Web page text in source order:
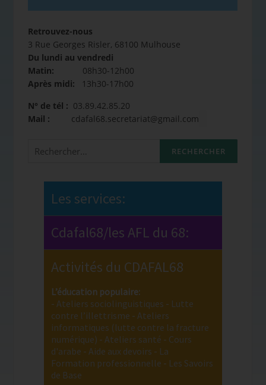
Retrouvez-nous
3 Rue Georges Risler, 68100 Mulhouse
Du lundi au vendredi
Matin: 08h30-12h00
Après midi: 13h30-17h00
N° de tél : 03.89.42.85.20
Mail : cdafal68.secretariat@gmail.com